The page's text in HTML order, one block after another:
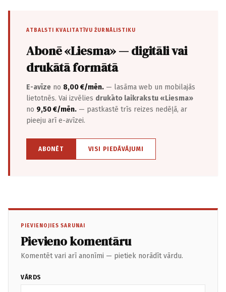
ATBALSTI KVALITATĪVU ŽURNĀLISTIKU
Abonē «Liesma» — digitāli vai
drukātā formātā
E-avīze no 8,00 €/mēn. — lasāma web un mobilajās
lietotnēs. Vai izvēlies drukāto laikrakstu «Liesma»
no 9,50 €/mēn. — pastkastē trīs reizes nedēļā, ar
pieeju arī e-avīzei.
ABONĒT VISI PIEDĀVĀJUMI
PIEVIENOJIES SARUNAI
Pievieno komentāru
Komentēt vari arī anonīmi — pietiek norādīt vārdu.
VĀRDS